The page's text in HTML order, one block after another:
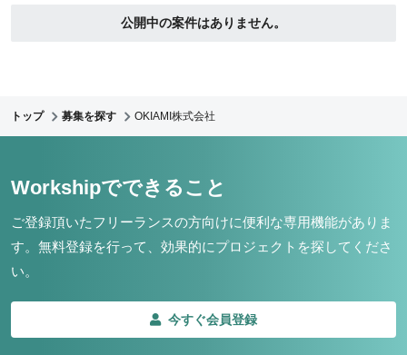
公開中の案件はありません。
トップ 募集を探す OKIAMI株式会社
Workshipでできること
ご登録頂いたフリーランスの方向けに便利な専用機能がありま
す。 無料登録を行って、効果的にプロジェクトを探してくださ
い。
今すぐ会員登録